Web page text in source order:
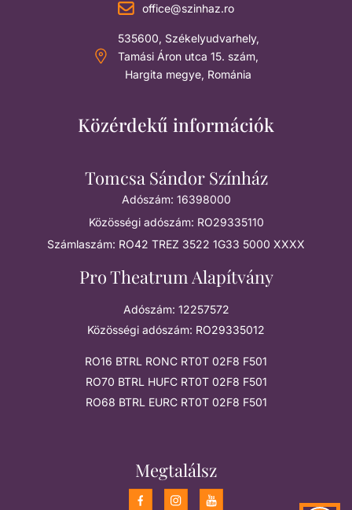
office@szinhaz.ro
535600, Székelyudvarhely,
Tamási Áron utca 15. szám,
Hargita megye, Románia
Közérdekű információk
Tomcsa Sándor Színház
Adószám: 16398000
Közösségi adószám: RO29335110
Számlaszám: RO42 TREZ 3522 1G33 5000 XXXX
Pro Theatrum Alapítvány
Adószám: 12257572
Közösségi adószám: RO29335012
RO16 BTRL RONC RT0T 02F8 F501
RO70 BTRL HUFC RT0T 02F8 F501
RO68 BTRL EURC RT0T 02F8 F501
Megtalálsz